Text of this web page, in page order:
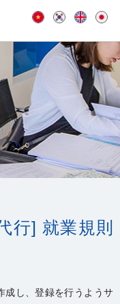
行] 就業規則
成し、登録を行うようサ